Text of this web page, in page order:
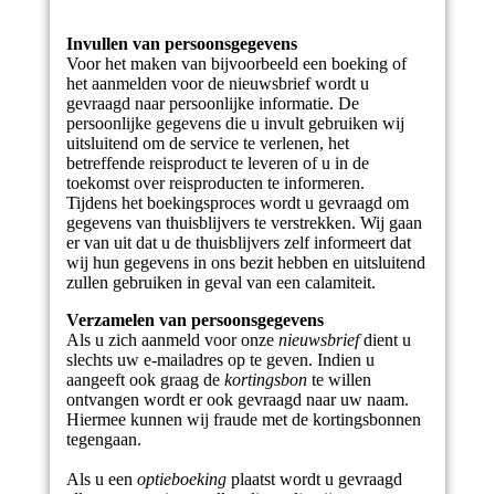
Invullen van persoonsgegevens
Voor het maken van bijvoorbeeld een boeking of
het aanmelden voor de nieuwsbrief wordt u
gevraagd naar persoonlijke informatie. De
persoonlijke gegevens die u invult gebruiken wij
uitsluitend om de service te verlenen, het
betreffende reisproduct te leveren of u in de
toekomst over reisproducten te informeren.
Tijdens het boekingsproces wordt u gevraagd om
gegevens van thuisblijvers te verstrekken. Wij gaan
er van uit dat u de thuisblijvers zelf informeert dat
wij hun gegevens in ons bezit hebben en uitsluitend
zullen gebruiken in geval van een calamiteit.
Verzamelen van persoonsgegevens
Als u zich aanmeld voor onze nieuwsbriefdient u
slechts uw e-mailadres op te geven. Indien u
aangeeft ook graag de kortingsbonte willen
ontvangen wordt er ook gevraagd naar uw naam.
Hiermee kunnen wij fraude met de kortingsbonnen
tegengaan.
Als u een optieboekingplaatst wordt u gevraagd